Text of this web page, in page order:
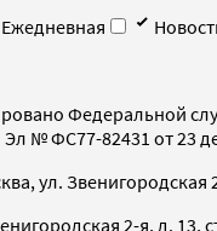
Ежедневная
Федеральной
№ ФС77-82431 от 23
ул. Звенигородская
2-я, д. 13,